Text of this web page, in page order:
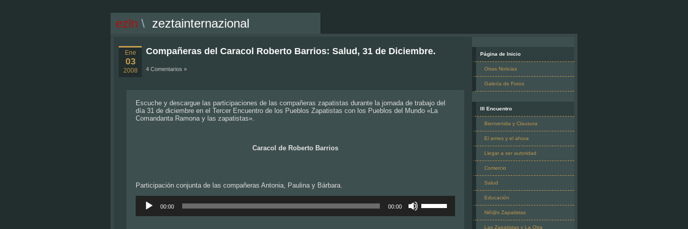
ezln \ zeztainternazional
Ene
03
2008
Compañeras del Caracol Roberto Barrios: Salud, 31 de Diciembre.
4 Comentarios »
Escuche y descargue las participaciones de las compañeras zapatistas durante la jornada de trabajo del
día 31 de diciembre en el Tercer Encuentro de los Pueblos Zapatistas con los Pueblos del Mundo «La
Comandanta Ramona y las zapatistas».
Caracol de Roberto Barrios
Participación conjunta de las compañeras Antonia, Paulina y Bárbara.
audio
00:00 00:00
las
teclas
Página de Inicio
Otras Noticias
Galería de Fotos
III Encuentro
Bienvenida y Clausura
El antes y el ahora
Llegar a ser autoridad
Comercio
Salud
Educación
Niñ@s Zapatistas
Las Zapatistas y La Otra